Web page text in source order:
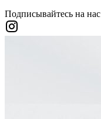
Подписывайтесь на нас